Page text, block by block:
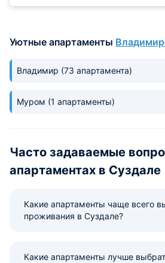
не было. Локация вполне удобная,
Однозначно рекомендуем.
Уютные апартаменты
Владимир (73 апартамента)
Муром (1 апартаменты)
Часто задаваемые
апартаментах в Суздале
Какие апартаменты чаще всего
проживания в Суздале?
Какие апартаменты лучше